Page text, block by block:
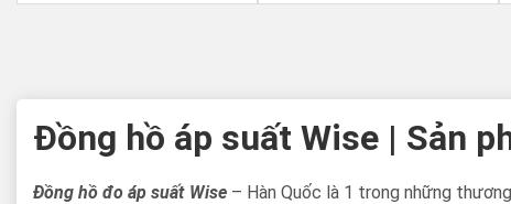
Đồng hồ áp suất Wise | Sản
Đồng hồ đo áp suất Wise – Hàn Quốc là 1 trong những